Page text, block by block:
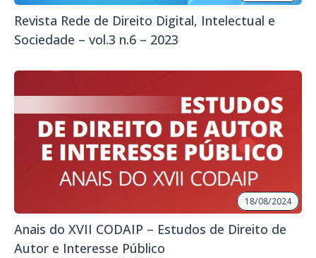
Revista Rede de Direito Digital, Intelectual e
Sociedade – vol.3 n.6 – 2023
18/08/2024
Anais do XVII CODAIP – Estudos de Direito de
Autor e Interesse Público